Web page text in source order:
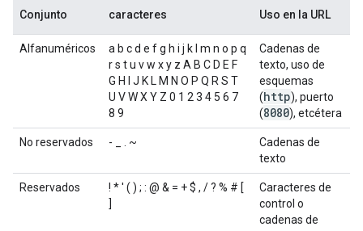
Conjunto caracteres Uso en la URL
Alfanuméricos
a b c d e f g h i j k l m n o p q
r s t u v w x y z A B C D E F
G H I J K L M N O P Q R S T
U V W X Y Z 0 1 2 3 4 5 6 7
8 9
Cadenas de
texto, uso de
esquemas
(http), puerto
(8080), etcétera
No reservados - _ . ~
Cadenas de
texto
Reservados
! * ' ( ) ; : @ & = + $ , / ? % # [
]
Caracteres de
control o
cadenas de